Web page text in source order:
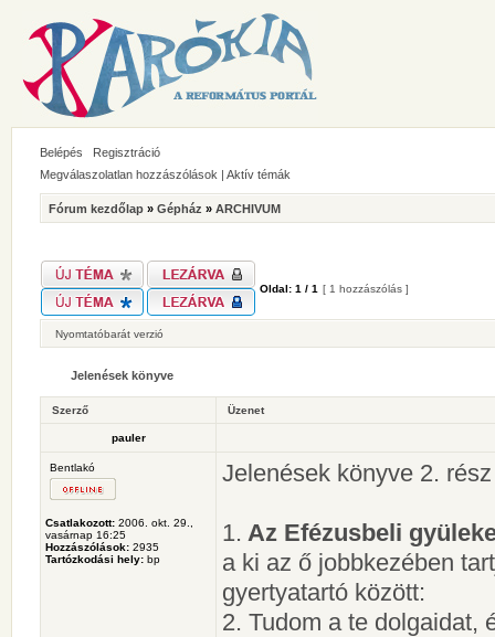
Belépés
Regisztráció
Megválaszolatlan hozzászólások | Aktív témák
Fórum kezdőlap » Gépház » ARCHIVUM
Oldal: 1 / 1 [ 1 hozzászólás ]
Nyomtatóbarát verzió
Jelenések könyve
Szerző Üzenet
pauler
Bentlakó
Csatlakozott: 2006. okt. 29.,
vasárnap 16:25
Hozzászólások: 2935
Tartózkodási hely: bp
Jelenések könyve 2. rész
1. Az Efézusbeli
a ki az ő jobbkezében
gyertyatartó között:
2. Tudom a te dolgaidat,